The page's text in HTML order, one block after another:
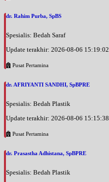
dr. Rahim Purba, SpBS
Spesialis: Bedah Saraf
Update terakhir: 2026-08-06 15:19:02
Pusat Pertamina
dr. AFRIYANTI SANDHI, SpBPRE
Spesialis: Bedah Plastik
Update terakhir: 2026-08-06 15:15:38
Pusat Pertamina
dr. Prasastha Adhistana, SpBPRE
Spesialis: Bedah Plastik